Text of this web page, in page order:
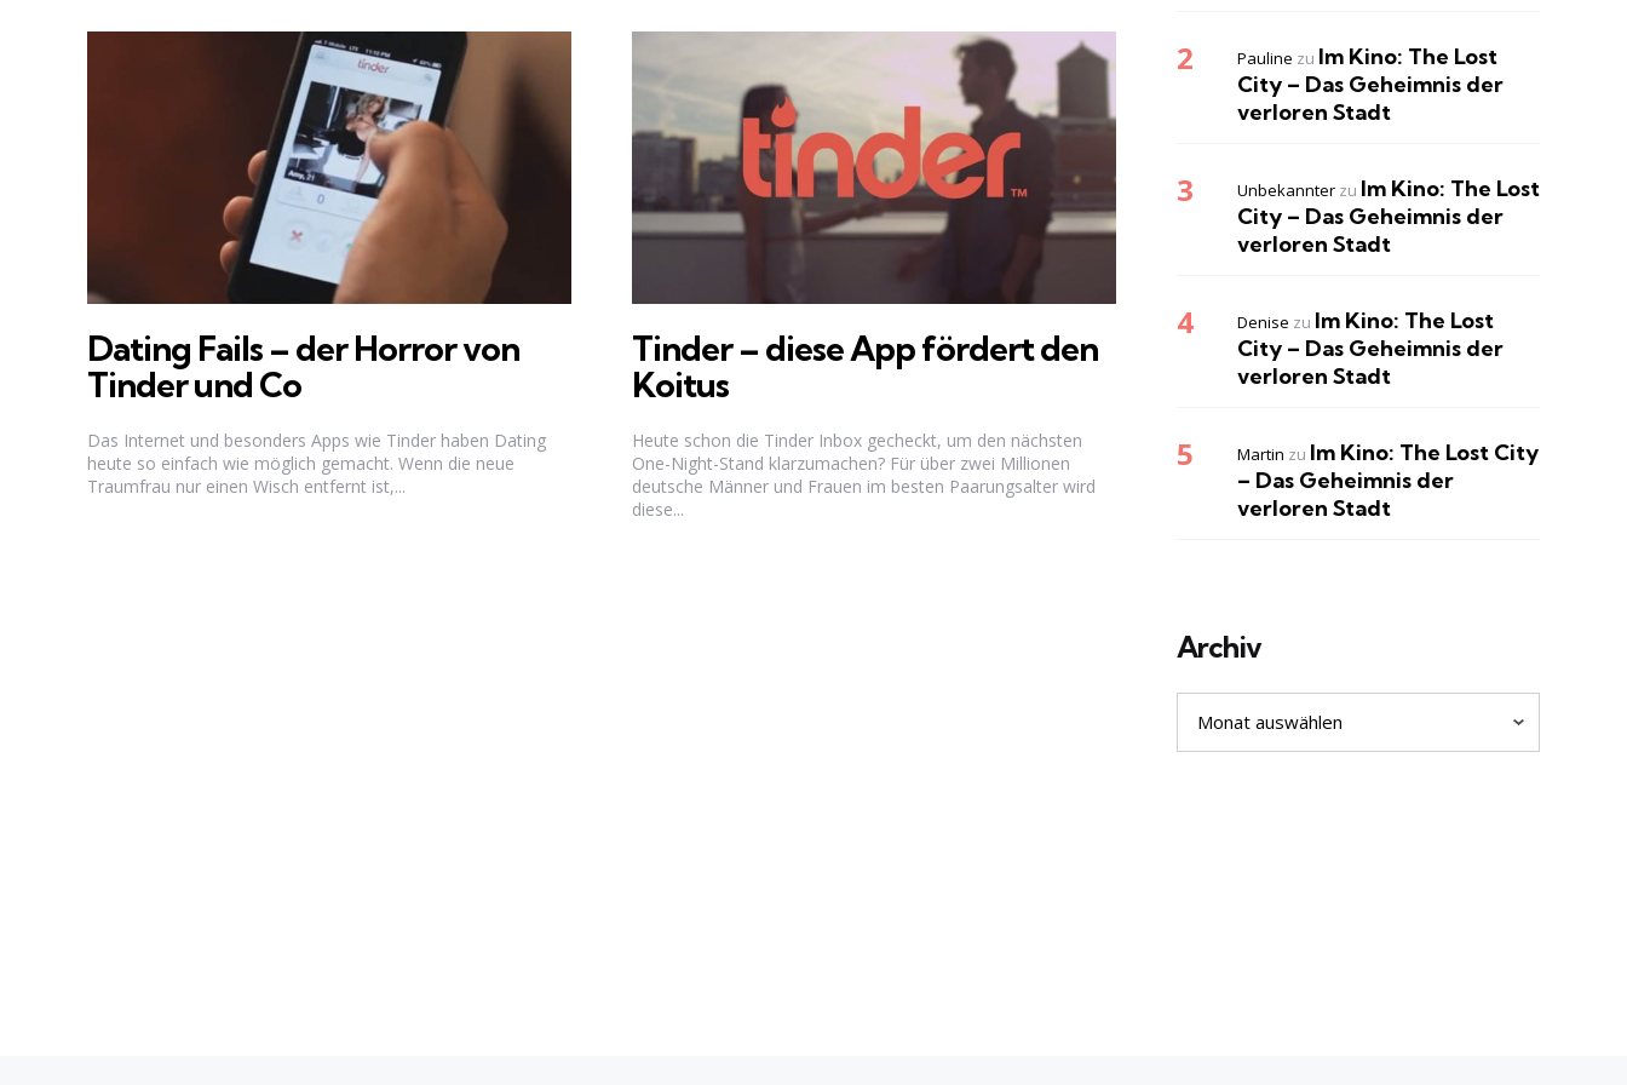
Dating Fails – der Horror von
Tinder und Co
Das Internet und besonders Apps wie Tinder haben Dating
heute so einfach wie möglich gemacht. Wenn die neue
Traumfrau nur einen Wisch entfernt ist,...
Tinder – diese App fördert den
Koitus
Heute schon die Tinder Inbox gecheckt, um den nächsten
One-Night-Stand klarzumachen? Für über zwei Millionen
deutsche Männer und Frauen im besten Paarungsalter wird
diese...
Pauline zu Im Kino: The Lost
City – Das Geheimnis der
verloren Stadt
Unbekannter zu Im Kino: The Lost
City – Das Geheimnis der
verloren Stadt
Denise zu Im Kino: The Lost
City – Das Geheimnis der
verloren Stadt
Martin zu Im Kino: The Lost City
– Das Geheimnis der
verloren Stadt
Archiv